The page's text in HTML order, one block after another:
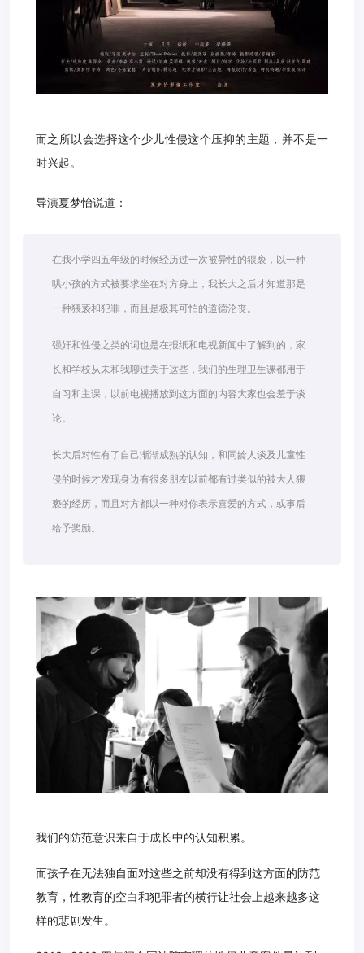
而之所以会选择这个少儿性侵这个压抑的主题，并不是一
时兴起。
导演夏梦怡说道：
在我小学四五年级的时候经历过一次被异性的猥亵，以一种
哄小孩的方式被要求坐在对方身上，我长大之后才知道那是
一种猥亵和犯罪，而且是极其可怕的道德沦丧。
强奸和性侵之类的词也是在报纸和电视新闻中了解到的，家
长和学校从未和我聊过关于这些，我们的生理卫生课都用于
自习和主课，以前电视播放到这方面的内容大家也会羞于谈
论。
长大后对性有了自己渐渐成熟的认知，和同龄人谈及儿童性
侵的时候才发现身边有很多朋友以前都有过类似的被大人猥
亵的经历，而且对方都以一种对你表示喜爱的方式，或事后
给予奖励。
我们的防范意识来自于成长中的认知积累。
而孩子在无法独自面对这些之前却没有得到这方面的防范
教育，性教育的空白和犯罪者的横行让社会上越来越多这
样的悲剧发生。